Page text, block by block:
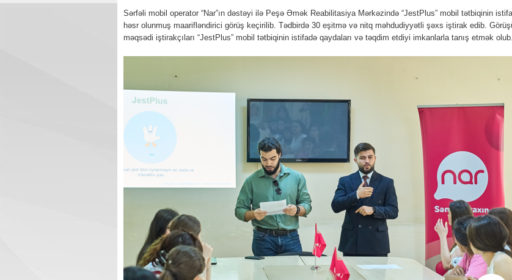
Sərfəli mobil operator “Nar”ın dəstəyi ilə Peşə Əmək Reabilitasiya Mərkəzində “JestPlus” mobil tətbiqinin
həsr olunmuş maarifləndirici görüş keçirilib. Tədbirdə 30 eşitmə və nitq məhdudiyyətli şəxs iştirak edib.
məqsədi iştirakçıları “JestPlus” mobil tətbiqinin istifadə qaydaları və təqdim etdiyi imkanlarla tanış etmək olub.